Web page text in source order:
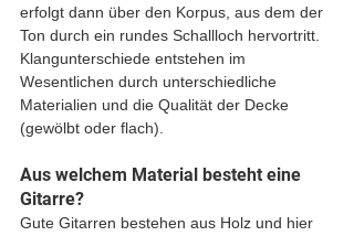
erfolgt dann über den Korpus, aus dem der
Ton durch ein rundes Schallloch hervortritt.
Klangunterschiede entstehen im
Wesentlichen durch unterschiedliche
Materialien und die Qualität der Decke
(gewölbt oder flach).
Aus welchem Material besteht eine
Gitarre?
Gute Gitarren bestehen aus Holz und hier